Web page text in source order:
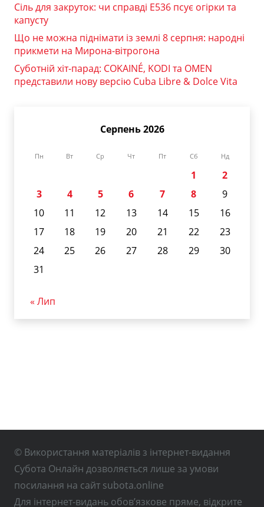
Сіль для закруток: чи справді Е536 псує огірки та
капусту
Що не можна піднімати із землі 8 серпня: народні
прикмети на Мирона-вітрогона
Суботній хіт-парад: COKAINÉ, KODI та OMEN
представили нову версію Cuba Libre & Dolce Vita
Серпень 2026
Пн Вт Ср Чт Пт Сб Нд
1
2
3
4 5 6 7 8
9
10
11 12 13 14 15
16
17
18 19 20 21 22
23
24
25 26 27 28 29
30
31
« Лип
© Використання матеріалів з інтернет-видання
Субота Онлайн дозволяється лише за умови
посилання на сайт subota.online
Для інтернет-видань обов’язкове пряме, відкрите